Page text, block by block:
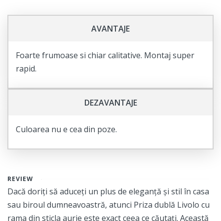
Cumpără acum și beneficiază de toate aceste avantaje!
AVANTAJE
Foarte frumoase si chiar calitative. Montaj super
rapid.
DEZAVANTAJE
Culoarea nu e cea din poze.
REVIEW
Dacă doriți să aduceți un plus de eleganță și stil în casa
sau biroul dumneavoastră, atunci Priza dublă Livolo cu
rama din sticla aurie este exact ceea ce căutați. Această